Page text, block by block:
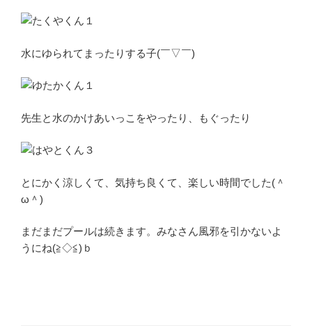
水にゆられてまったりする子(￣▽￣)
先生と水のかけあいっこをやったり、もぐったり
とにかく涼しくて、気持ち良くて、楽しい時間でした(＾
ω＾)
まだまだプールは続きます。みなさん風邪を引かないよ
うにね(≧◇≦)ｂ